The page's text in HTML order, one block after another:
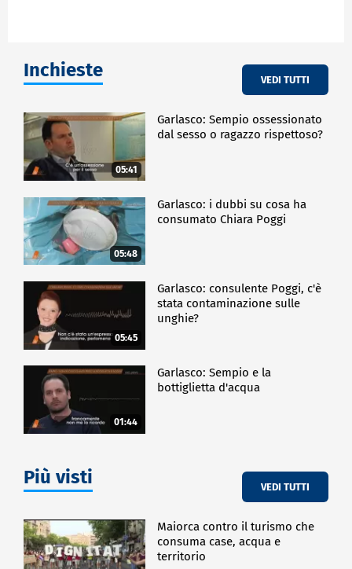
Inchieste VEDI TUTTI
05:41
Garlasco: Sempio ossessionato
dal sesso o ragazzo rispettoso?
05:48
Garlasco: i dubbi su cosa ha
consumato Chiara Poggi
05:45
Garlasco: consulente Poggi, c'è
stata contaminazione sulle
unghie?
01:44
Garlasco: Sempio e la
bottiglietta d'acqua
Più visti VEDI TUTTI
Maiorca contro il turismo che
consuma case, acqua e
territorio